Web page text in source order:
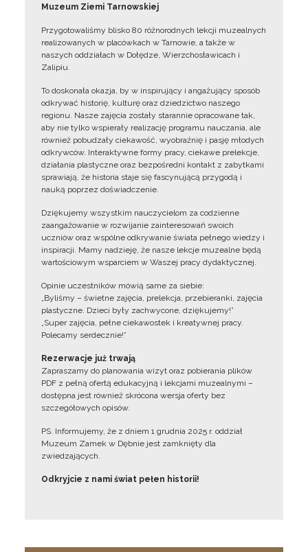
Muzeum Ziemi Tarnowskiej
Przygotowaliśmy blisko 80 różnorodnych lekcji muzealnych
realizowanych w placówkach w Tarnowie, a także w
naszych oddziałach w Dołędze, Wierzchosławicach i
Zalipiu.
To doskonała okazja, by w inspirujący i angażujący sposób
odkrywać historię, kulturę oraz dziedzictwo naszego
regionu. Nasze zajęcia zostały starannie opracowane tak,
aby nie tylko wspierały realizację programu nauczania, ale
również pobudzały ciekawość, wyobraźnię i pasję młodych
odkrywców. Interaktywne formy pracy, ciekawe prelekcje,
działania plastyczne oraz bezpośredni kontakt z zabytkami
sprawiają, że historia staje się fascynującą przygodą i
nauką poprzez doświadczenie.
Dziękujemy wszystkim nauczycielom za codzienne
zaangażowanie w rozwijanie zainteresowań swoich
uczniów oraz wspólne odkrywanie świata pełnego wiedzy i
inspiracji. Mamy nadzieję, że nasze lekcje muzealne będą
wartościowym wsparciem w Waszej pracy dydaktycznej.
Opinie uczestników mówią same za siebie:
„Byliśmy – świetne zajęcia, prelekcja, przebieranki, zajęcia
plastyczne. Dzieci były zachwycone, dziękujemy!”
„Super zajęcia, pełne ciekawostek i kreatywnej pracy.
Polecamy serdecznie!”
Rezerwacje już trwają
Zapraszamy do planowania wizyt oraz pobierania plików
PDF z pełną ofertą edukacyjną i lekcjami muzealnymi –
dostępna jest również skrócona wersja oferty bez
szczegółowych opisów.
PS. Informujemy, że z dniem 1 grudnia 2025 r. oddział
Muzeum Zamek w Dębnie jest zamknięty dla
zwiedzających.
Odkryjcie z nami świat pełen historii!